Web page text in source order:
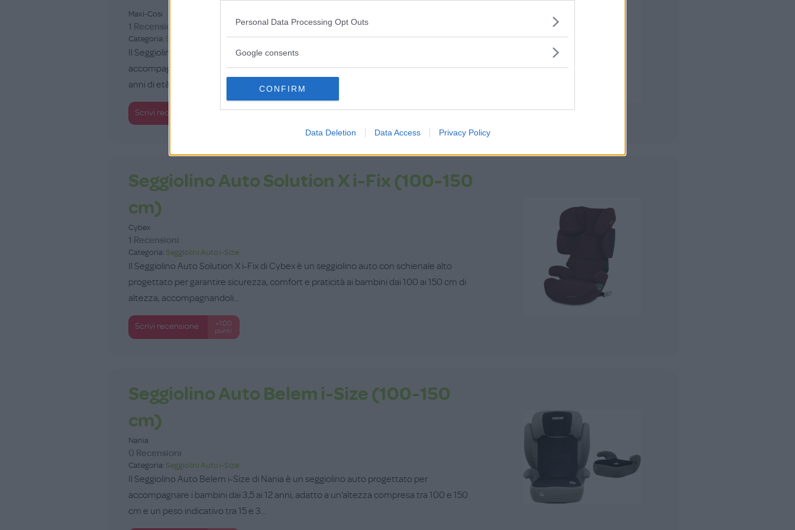
Personal Data Processing Opt Outs
Google consents
CONFIRM
Data Deletion Data Access Privacy Policy
Maxi-Cosi
1 Recensioni
Categoria: Seggiolini Auto i-Size
Il Seggiolino Auto Emerald 360 Pro di Maxi-Cosi è un modello evolutivo progettato per
accompagnare il bambino in tutte le fasi della crescita, utilizzabile dalla nascita fino a 12
anni di età. Com...
Scrivi recensione
+100
Seggiolino Auto Solution X i-Fix (100-150
cm)
Cybex
1 Recensioni
Categoria: Seggiolini Auto i-Size
Il Seggiolino Auto Solution X i-Fix di Cybex è un seggiolino auto con schienale alto
progettato per garantire sicurezza, comfort e praticità ai bambini dai 100 ai 150 cm di
altezza, accompagnandoli...
Scrivi recensione
+100
punti
Seggiolino Auto Belem i-Size (100-150
cm)
Nania
0 Recensioni
Categoria: Seggiolini Auto i-Size
Il Seggiolino Auto Belem i-Size di Nania è un seggiolino auto progettato per
accompagnare i bambini dai 3,5 ai 12 anni, adatto a un’altezza compresa tra 100 e 150
cm e un peso indicativo tra 15 e 3...